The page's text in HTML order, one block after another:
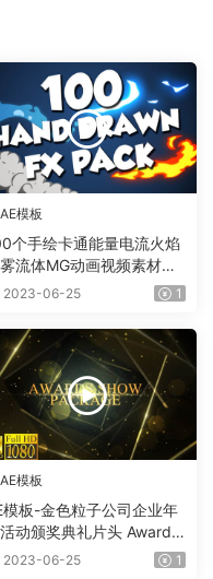
AE模板
个手绘卡通能量电流火焰
流体MG动画视频素材
AE模板工程）有透明通
2023-06-25 1
AE模板
模板-金色粒子公司企业年
动颁奖典礼片头 Awards
Pack
2023-06-25 1